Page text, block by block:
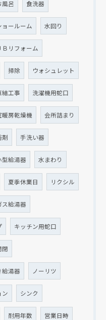
風呂 食洗器
ョールーム 水回り
Ｂリフォーム
掃除 ウォシュレット
結工事 洗濯機用蛇口
暖房乾燥機 会所詰まり
剤 手洗い器
型給湯器 水まわり
夏季休業日 リクシル
ス給湯器
キッチン用蛇口
閉
給湯器 ノーリツ
ン シンク
耐用年数 営業日時